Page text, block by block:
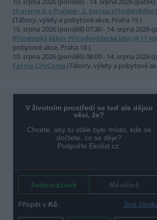
Hrajeme si v Pralese - 2. turnus
(Tábory, výlety a pobytové akce, Praha 19 )
10. srpna 2026 (pondělí) 07:30 - 14. srpna 2026
Příměstský tábor Přírodovědecké léto (8-11
pobytové akce, Praha 18 )
10. srpna 2026 (pondělí) 08:00 - 14. srpna 2026
Farma CityCamp (Tábory, výlety a pobytové